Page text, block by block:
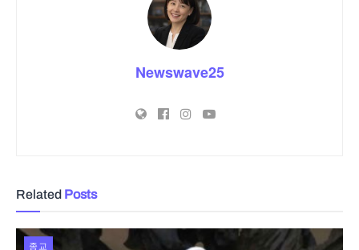
Newswave25
Related Posts
종교